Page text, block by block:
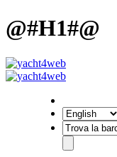
@#H1#@